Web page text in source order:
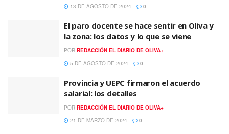
13 DE AGOSTO DE 2024
0
El paro docente se hace sentir en Oliva y
la zona: los datos y lo que se viene
POR REDACCIÓN EL DIARIO DE OLIVA+
5 DE AGOSTO DE 2024
0
Provincia y UEPC firmaron el acuerdo
salarial: los detalles
POR REDACCIÓN EL DIARIO DE OLIVA+
21 DE MARZO DE 2024
0